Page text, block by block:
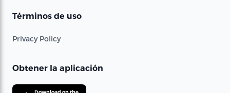
Términos de uso
Privacy Policy
Obtener la aplicación